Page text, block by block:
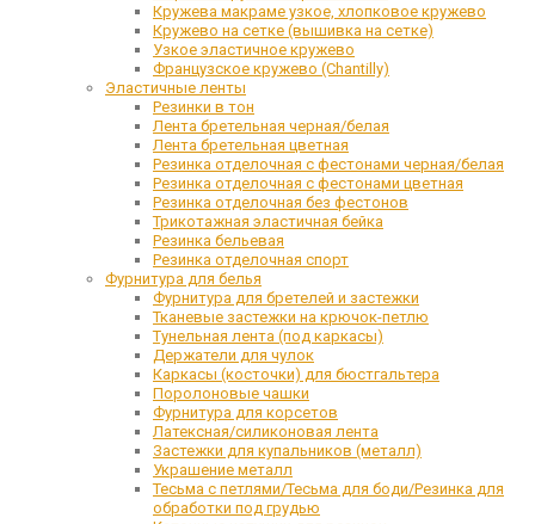
Кружева макраме узкое, хлопковое кружево
Кружево на сетке (вышивка на сетке)
Узкое эластичное кружево
Французское кружево (Chantilly)
Эластичные ленты
Резинки в тон
Лента бретельная черная/белая
Лента бретельная цветная
Резинка отделочная с фестонами черная/белая
Резинка отделочная с фестонами цветная
Резинка отделочная без фестонов
Трикотажная эластичная бейка
Резинка бельевая
Резинка отделочная спорт
Фурнитура для белья
Фурнитура для бретелей и застежки
Тканевые застежки на крючок-петлю
Тунельная лента (под каркасы)
Держатели для чулок
Каркасы (косточки) для бюстгальтера
Поролоновые чашки
Фурнитура для корсетов
Латексная/силиконовая лента
Застежки для купальников (металл)
Украшение металл
Тесьма с петлями/Тесьма для боди/Резинка для
обработки под грудью